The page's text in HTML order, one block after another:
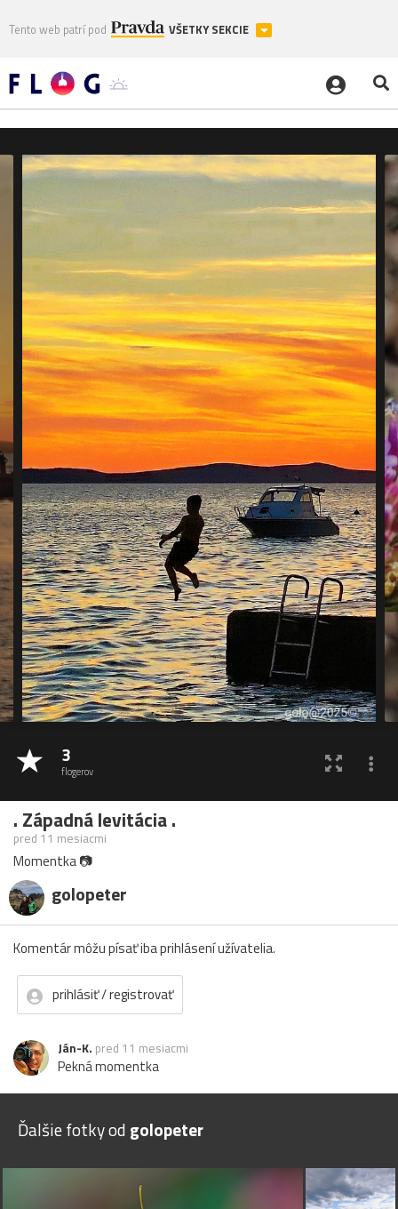
Tento web patrí pod VŠETKY SEKCIE
3
flogerov
. Západná levitácia .
pred 11 mesiacmi
Momentka 📷
golopeter
Komentár môžu písať iba prihlásení užívatelia.
prihlásiť / registrovať
Ján-K. pred 11 mesiacmi
Pekná momentka
Ďalšie fotky od golopeter